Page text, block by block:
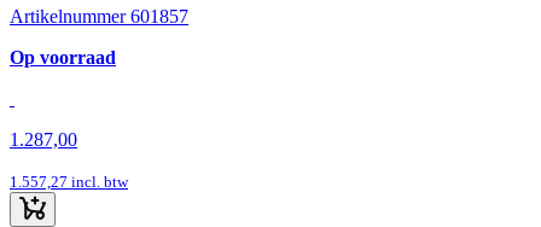
Artikelnummer 601857
Op voorraad
1.287,00
1.557,27 incl. btw